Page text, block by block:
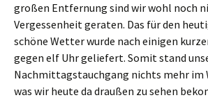
großen Entfernung sind wir wohl noch
Vergessenheit geraten. Das für den
schöne Wetter wurde nach einigen
gegen elf Uhr geliefert. Somit stand
Nachmittagstauchgang nichts mehr im
was wir heute da draußen zu sehen